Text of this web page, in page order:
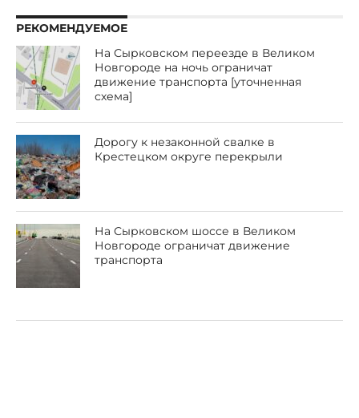
РЕКОМЕНДУЕМОЕ
На Сырковском переезде в Великом
Новгороде на ночь ограничат
движение транспорта [уточненная
схема]
Дорогу к незаконной свалке в
Крестецком округе перекрыли
На Сырковском шоссе в Великом
Новгороде ограничат движение
транспорта